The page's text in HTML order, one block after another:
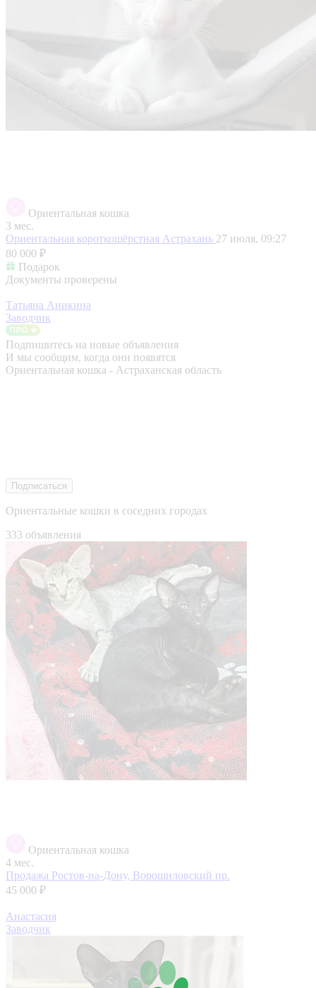
Ориентальная кошка
3 мес.
Ориентальная короткошёрстная Астрахань 27 июля, 09:27
80 000 ₽
Подарок
Документы проверены
Татьяна Аникина
Заводчик
Подпишитесь на новые объявления
И мы сообщим, когда они появятся
Ориентальная кошка - Астраханская область
Подписаться
Ориентальные кошки в соседних городах
333 объявления
Ориентальная кошка
4 мес.
Продажа Ростов-на-Дону, Ворошиловский пр.
45 000 ₽
Анастасия
Заводчик